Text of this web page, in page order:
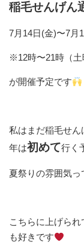
稲毛せんげん
7月14日(金)〜7月
※12時〜21時（土
が開催予定です
私はまだ稲毛せ
年は初めて行く
夏祭りの雰囲気
こちらに上げら
も好きです